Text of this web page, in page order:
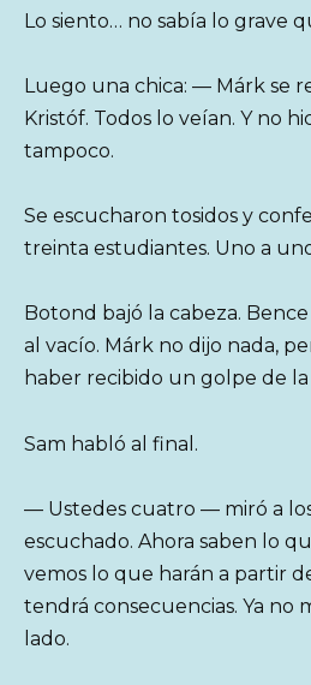
Lo siento… no sabía lo grave
Luego una chica: — Márk se
Kristóf. Todos lo veían. Y no
tampoco.
Se escucharon tosidos y
treinta estudiantes. Uno a
Botond bajó la cabeza.
al vacío. Márk no dijo nada,
haber recibido un golpe de
Sam habló al final.
— Ustedes cuatro — miró a
escuchado. Ahora saben lo
vemos lo que harán a partir
tendrá consecuencias. Ya no
lado.